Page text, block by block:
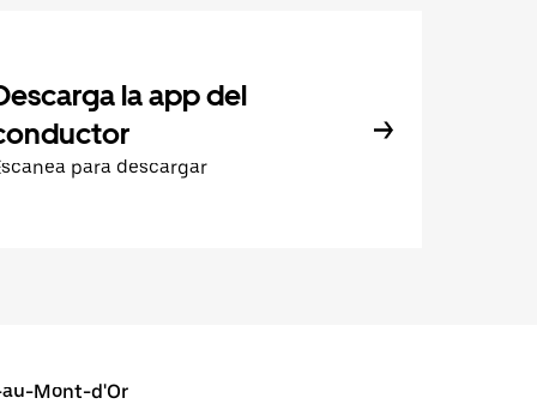
la app del
para descargar
au-Mont-d'Or